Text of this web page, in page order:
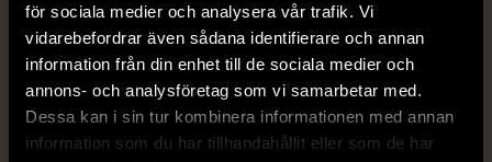
för sociala medier och analysera vår trafik. Vi
vidarebefordrar även sådana identifierare och annan
information från din enhet till de sociala medier och
annons- och analysföretag som vi samarbetar med.
Dessa kan i sin tur kombinera informationen med annan
information som du har tillhandahållit eller som de har
1/5
ZARA
Zara tweed rutig kavaj
med pärlknappar
1/5
ZARA
Zara blå ribbstickad
klänning med cutout